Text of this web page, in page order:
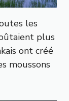
les
plus
ont créé
moussons